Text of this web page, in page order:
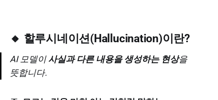
🔸 할루시네이션(Hallucination)이란?
AI 모델이사실과 다른 내용을 생성하는 현상을
뜻합니다.